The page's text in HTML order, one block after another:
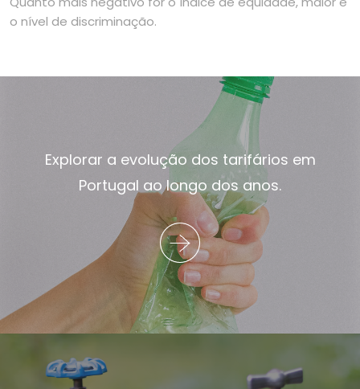
o nível de discriminação.
Explorar a evolução dos tarifários em
Portugal ao longo dos anos.